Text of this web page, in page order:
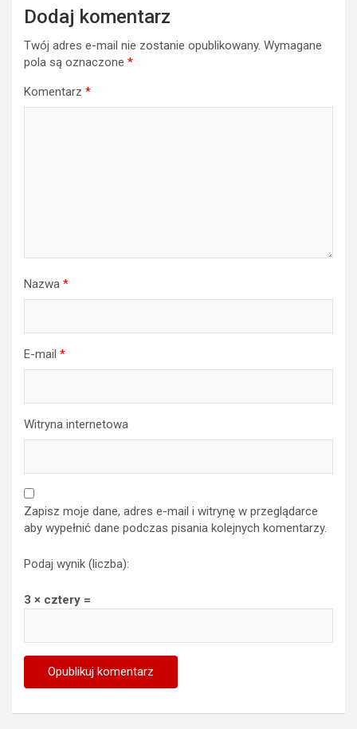
Dodaj komentarz
Twój adres e-mail nie zostanie opublikowany. Wymagane
pola są oznaczone *
Komentarz *
Nazwa *
E-mail *
Witryna internetowa
Zapisz moje dane, adres e-mail i witrynę w przeglądarce
aby wypełnić dane podczas pisania kolejnych komentarzy.
Podaj wynik (liczba):
3 × cztery =